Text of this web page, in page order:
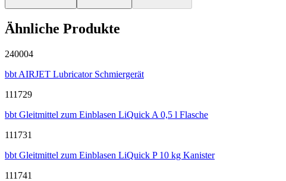
Ähnliche Produkte
240004
bbt AIRJET Lubricator Schmiergerät
111729
bbt Gleitmittel zum Einblasen LiQuick A 0,5 l Flasche
111731
bbt Gleitmittel zum Einblasen LiQuick P 10 kg Kanister
111741